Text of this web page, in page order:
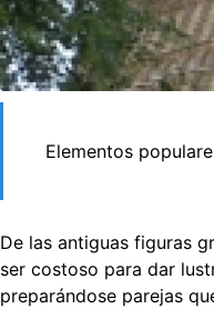
Elementos
De las antiguas figuras
ser costoso para dar
preparándose parejas